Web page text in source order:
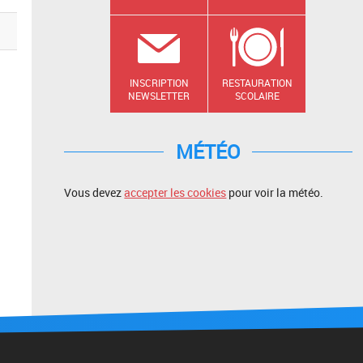
INSCRIPTION
NEWSLETTER
RESTAURATION
SCOLAIRE
MÉTÉO
Vous devezaccepter les cookies pour voir la météo.